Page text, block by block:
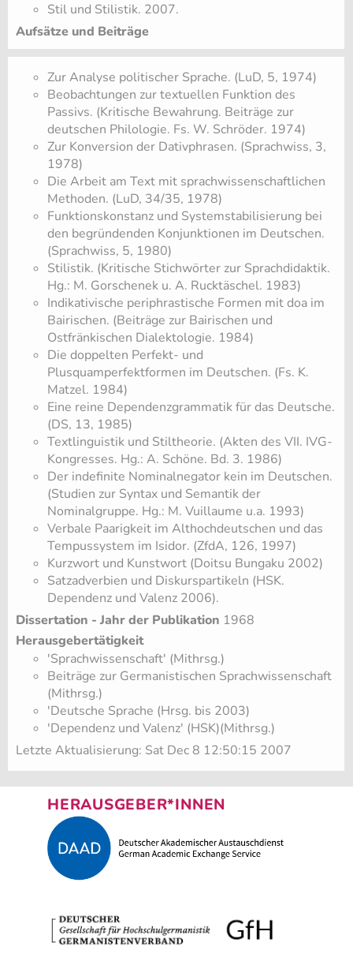
Stil und Stilistik. 2007.
Aufsätze und Beiträge
Zur Analyse politischer Sprache. (LuD, 5, 1974)
Beobachtungen zur textuellen Funktion des
Passivs. (Kritische Bewahrung. Beiträge zur
deutschen Philologie. Fs. W. Schröder. 1974)
Zur Konversion der Dativphrasen. (Sprachwiss, 3,
1978)
Die Arbeit am Text mit sprachwissenschaftlichen
Methoden. (LuD, 34/35, 1978)
Funktionskonstanz und Systemstabilisierung bei
den begründenden Konjunktionen im Deutschen.
(Sprachwiss, 5, 1980)
Stilistik. (Kritische Stichwörter zur Sprachdidaktik.
Hg.: M. Gorschenek u. A. Rucktäschel. 1983)
Indikativische periphrastische Formen mit doa im
Bairischen. (Beiträge zur Bairischen und
Ostfränkischen Dialektologie. 1984)
Die doppelten Perfekt- und
Plusquamperfektformen im Deutschen. (Fs. K.
Matzel. 1984)
Eine reine Dependenzgrammatik für das Deutsche.
(DS, 13, 1985)
Textlinguistik und Stiltheorie. (Akten des VII. IVG-
Kongresses. Hg.: A. Schöne. Bd. 3. 1986)
Der indefinite Nominalnegator kein im Deutschen.
(Studien zur Syntax und Semantik der
Nominalgruppe. Hg.: M. Vuillaume u.a. 1993)
Verbale Paarigkeit im Althochdeutschen und das
Tempussystem im Isidor. (ZfdA, 126, 1997)
Kurzwort und Kunstwort (Doitsu Bungaku 2002)
Satzadverbien und Diskurspartikeln (HSK.
Dependenz und Valenz 2006).
Dissertation - Jahr der Publikation 1968
Herausgebertätigkeit
'Sprachwissenschaft' (Mithrsg.)
Beiträge zur Germanistischen Sprachwissenschaft
(Mithrsg.)
'Deutsche Sprache (Hrsg. bis 2003)
'Dependenz und Valenz' (HSK)(Mithrsg.)
Letzte Aktualisierung: Sat Dec 8 12:50:15 2007
HERAUSGEBER*INNEN